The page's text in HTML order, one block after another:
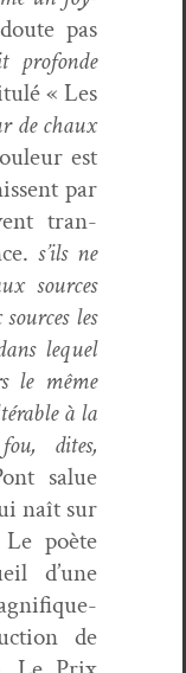
pas
« Les
de chaux
est
par
tran­
s’ils ne
sources
les
lequel
le même
à la
dites,
salue
naît sur
Le poète
d’une
de